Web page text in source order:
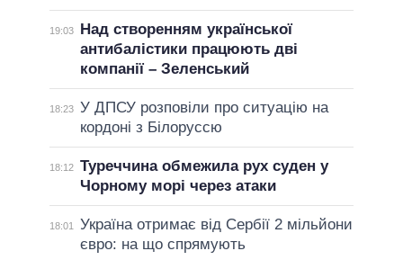
19:03
Над створенням української
антибалістики працюють дві
компанії – Зеленський
18:23 У ДПСУ розповіли про ситуацію на
кордоні з Білоруссю
18:12 Туреччина обмежила рух суден у
Чорному морі через атаки
18:01
Україна отримає від Сербії 2 мільйони
євро: на що спрямують